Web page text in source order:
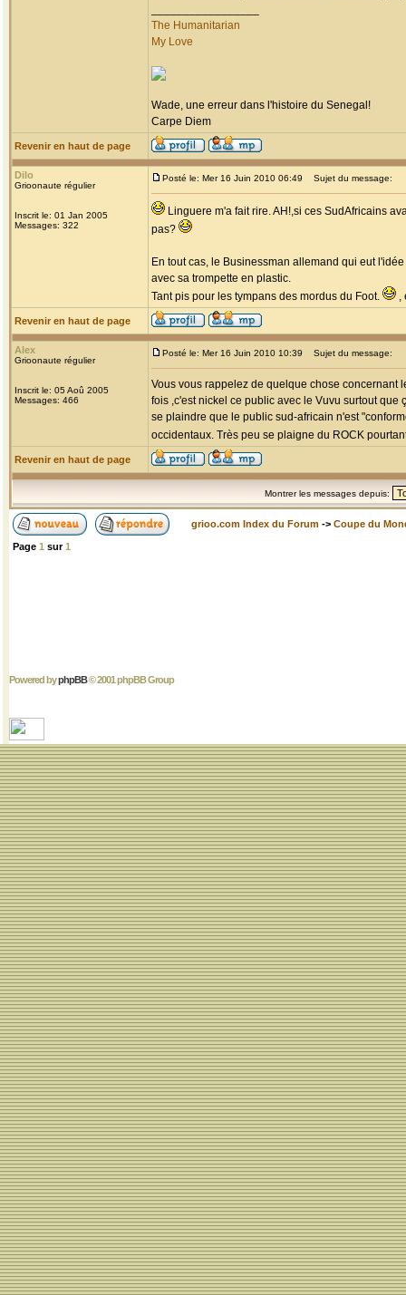
The Humanitarian
My Love
Wade, une erreur dans l'histoire du Senegal!
Carpe Diem
Revenir en haut de page
Dilo
Grioonaute régulier
Inscrit le: 01 Jan 2005
Messages: 322
Posté le: Mer 16 Juin 2010 06:49 Sujet du message:
Linguere m'a fait rire. AH!,si ces SudAfricains
pas?
En tout cas, le Businessman allemand qui eut
avec sa trompette en plastic.
Tant pis pour les tympans des mordus du Foot.
,
Revenir en haut de page
Alex
Grioonaute régulier
Inscrit le: 05 Aoû 2005
Messages: 466
Posté le: Mer 16 Juin 2010 10:39 Sujet du message:
Vous vous rappelez de quelque chose concernant
fois ,c'est nickel ce public avec le Vuvu surtout que
se plaindre que le public sud-africain n'est
occidentaux. Très peu se plaigne du ROCK
Revenir en haut de page
Montrer les messages depuis:
grioo.com Index du Forum -> Coupe du
Page 1 sur1
Powered byphpBB© 2001 phpBB Group